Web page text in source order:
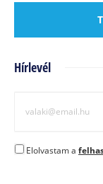
Hírlevél
Elolvastam a